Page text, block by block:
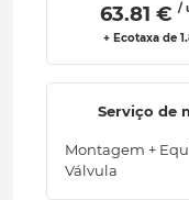
63.81 € /
+ Ecotaxa de
Serviço de
Montagem +
Válvula